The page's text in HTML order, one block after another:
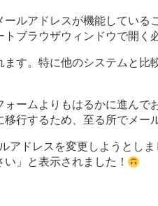
ルアドレスが機能してい
ブラウザウィンドウで開く
す。特に他のシステムと
ームよりもはるかに進んで
行するため、至る所でメー
アドレスを変更しようとし
」と表示されました！